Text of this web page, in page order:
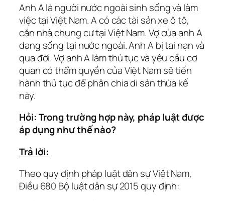
Anh A là người nước ngoài sinh sống và làm
việc tại Việt Nam. A có các tài sản xe ô tô,
căn nhà chung cư tại Việt Nam. Vợ của anh A
đang sống tại nước ngoài. Anh A bị tai nạn và
qua đời. Vợ anh A làm thủ tục và yêu cầu cơ
quan có thẩm quyền của Việt Nam sẽ tiến
hành thủ tục để phân chia di sản thừa kế
này.
Hỏi: Trong trường hợp này, pháp luật được
áp dụng như thế nào?
Trả lời:
Theo quy định pháp luật dân sự Việt Nam,
Điều 680 Bộ luật dân sự 2015 quy định: